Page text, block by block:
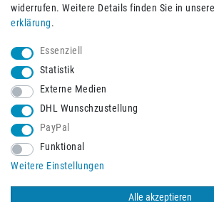
widerrufen. Weitere Details finden Sie in
erklärung.
Essenziell
Statistik
Externe Medien
DHL Wunschzustellung
PayPal
Funktional
Weitere Einstellungen
Alle akzeptieren